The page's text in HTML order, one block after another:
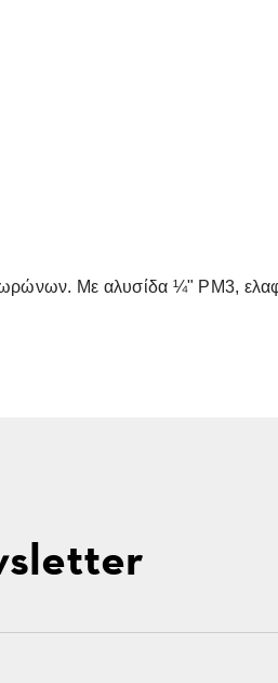
Με αλυσίδα ¼" PM3,